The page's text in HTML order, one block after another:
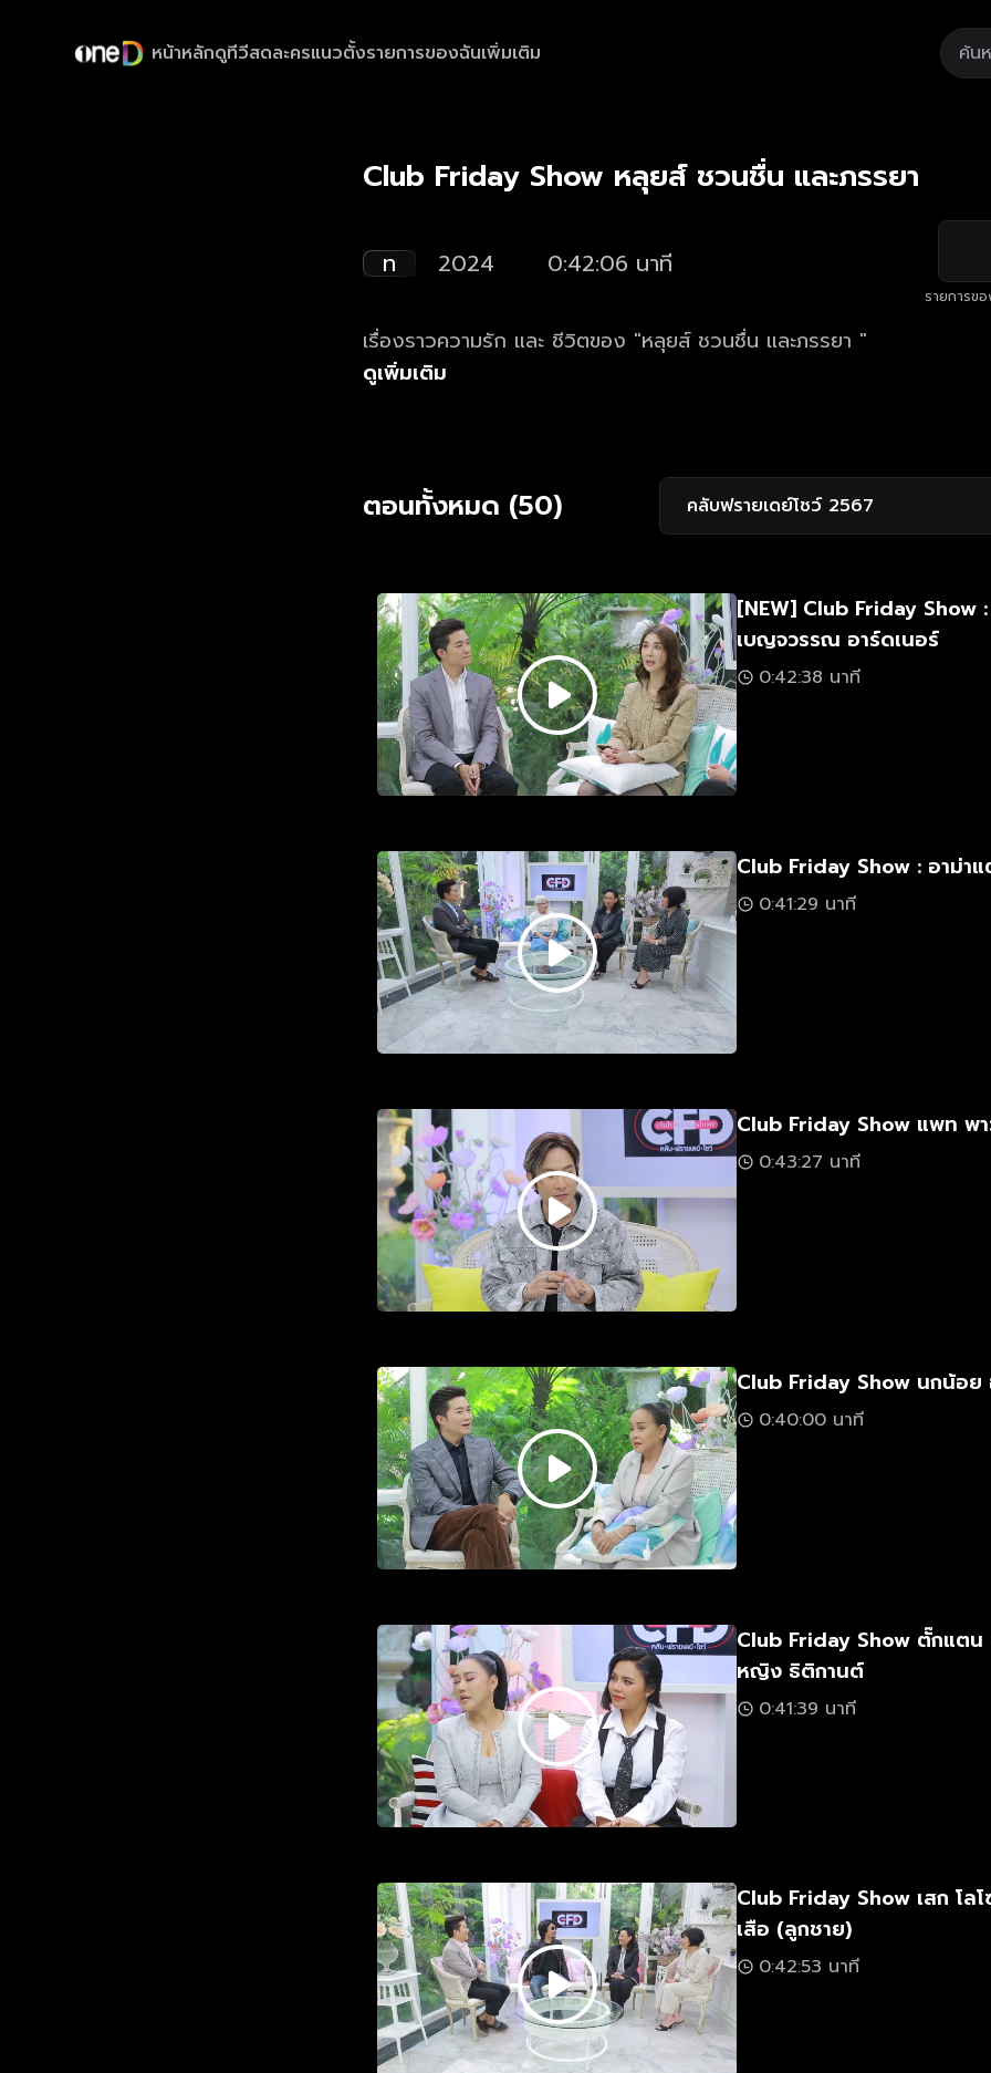
หน้าหลักดูทีวีสดละครแนวตั้งรายการของฉันเพิ่มเติม
Club Friday Show หลุยส์ ชวนชื่น และภรรยา
ท 2024 0:42:06 นาที
รายการข
เรื่องราวความรัก และ ชีวิตของ "หลุยส์ ชวนชื่น และภรรยา "
ดูเพิ่มเติม
ตอนทั้งหมด (50) คลับฟรายเดย์โชว์ 2567
[NEW] Club Friday Show
เบญจวรรณ อาร์ดเนอร์
0:42:38 นาที
Club Friday Show : อาม่า
0:41:29 นาที
Club Friday Show แพท พ
0:43:27 นาที
Club Friday Show นกน้อย
0:40:00 นาที
Club Friday Show ตั๊กแตน
หญิง ธิติกานต์
0:41:39 นาที
Club Friday Show เสก โล
เสือ (ลูกชาย)
0:42:53 นาที